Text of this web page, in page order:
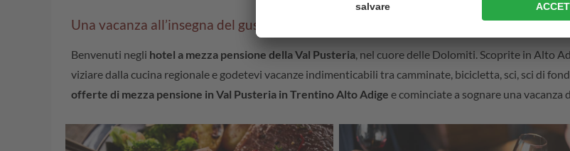
Una vacanza all’insegna del gusto in mezza pensione in Val Pusteria, Trentino Alto
Benvenuti negli hotel a mezza pensione della Val Pusteria, nel cuore delle Dolomiti. Scoprite in Alto
viziare dalla cucina regionale e godetevi vacanze indimenticabili tra camminate, bicicletta, sci, sci di
offerte di mezza pensione in Val Pusteria in Trentino Alto Adige e cominciate a sognare una